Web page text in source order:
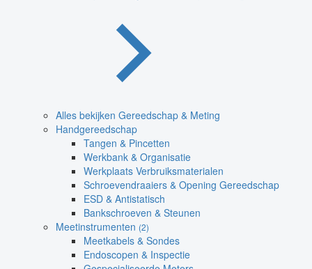
Alles bekijken Gereedschap & Meting
Handgereedschap
Tangen & Pincetten
Werkbank & Organisatie
Werkplaats Verbruiksmaterialen
Schroevendraaiers & Opening Gereedschap
ESD & Antistatisch
Bankschroeven & Steunen
Meetinstrumenten (2)
Meetkabels & Sondes
Endoscopen & Inspectie